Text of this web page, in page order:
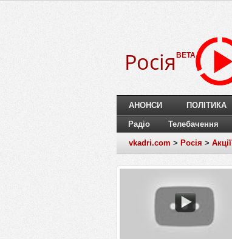
Росія BETA
АНОНСИ ПОЛІТИКА
Радіо Телебачення
vkadri.com > Росія > Акції